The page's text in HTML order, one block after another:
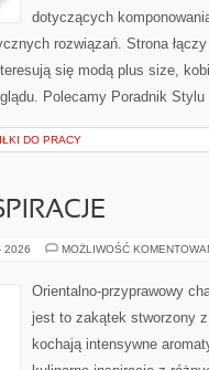
dotyczących
rozwiązań. Strona
się modą plus size,
Polecamy Poradnik
DO PRACY
2026 MOŻLIWOŚĆ
Orientalno-przyprawowy
jest to zakątek stworzony
kochają intensywne